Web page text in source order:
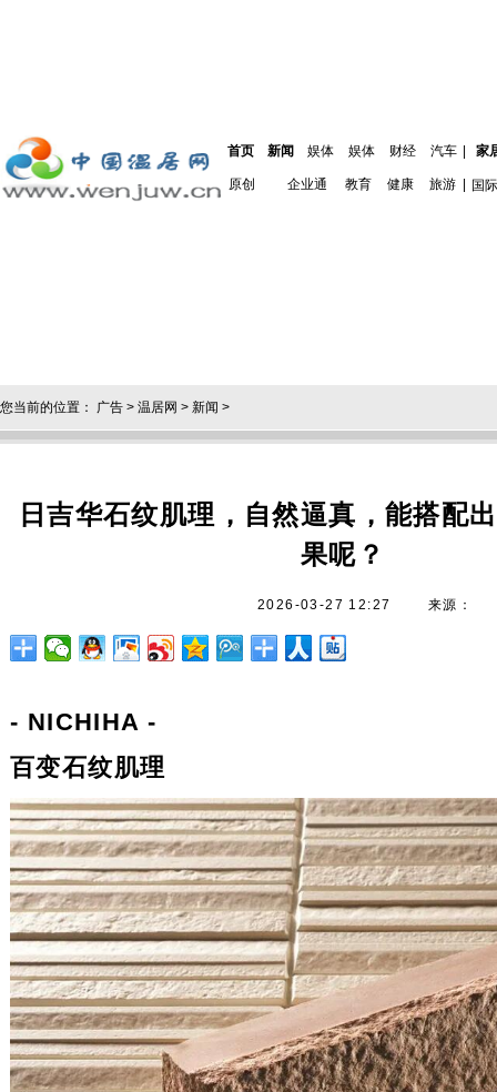
首页 新闻 娱体 娱体 财经 汽车 家
原创 企业通 教育 健康 旅游 国际
您当前的位置： 广告 > 温居网 > 新闻 >
日吉华石纹肌理，自然逼真，能搭配
果呢？
2026-03-27 12:27 来源：
- NICHIHA -
百变石纹肌理